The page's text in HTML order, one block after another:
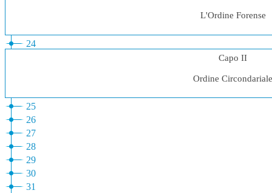
L'Ordine Forense
24
Capo II
Ordine
25
26
27
28
29
30
31